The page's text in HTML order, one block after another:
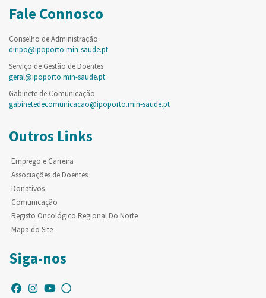
Fale Connosco
Conselho de Administração
diripo@ipoporto.min-saude.pt
Serviço de Gestão de Doentes
geral@ipoporto.min-saude.pt
Gabinete de Comunicação
gabinetedecomunicacao@ipoporto.min-saude.pt
Outros Links
Emprego e Carreira
Associações de Doentes
Donativos
Comunicação
Registo Oncológico Regional Do Norte
Mapa do Site
Siga-nos